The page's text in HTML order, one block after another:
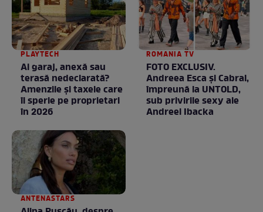
PLAYTECH
Ai garaj, anexă sau
terasă nedeclarată?
Amenzile și taxele care
îi sperie pe proprietari
în 2026
ROMANIA TV
FOTO EXCLUSIV.
Andreea Esca şi Cabral,
împreună la UNTOLD,
sub privirile sexy ale
Andreei Ibacka
ANTENASTARS